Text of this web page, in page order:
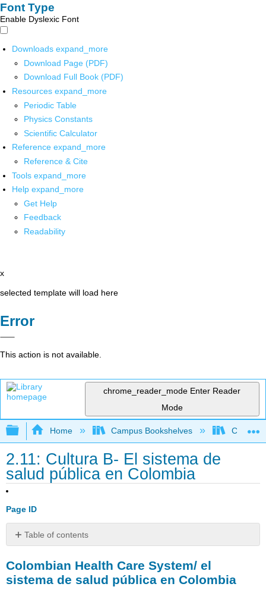
Font Type
Enable Dyslexic Font
Downloads expand_more
Download Page (PDF)
Download Full Book (PDF)
Resources expand_more
Periodic Table
Physics Constants
Scientific Calculator
Reference expand_more
Reference & Cite
Tools expand_more
Help expand_more
Get Help
Feedback
Readability
x
selected template will load here
Error
This action is not available.
chrome_reader_mode Enter Reader
Mode
Expand/collapse global hierarchy
Home Campus Bookshelves Cañada
2.11: Cultura B- El sistema de
salud pública en Colombia
Page ID
Table of contents
Health
Care
System/
Colombian Health Care System/ el
sistema de salud pública en Colombia